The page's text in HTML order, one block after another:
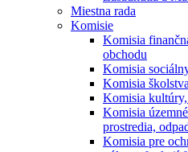
Miestna rada
Komisie
Komisia
obchodu
Komisia
Komisia školstva
Komisia kultúry,
Komisia
prostredia,
Komisia pre